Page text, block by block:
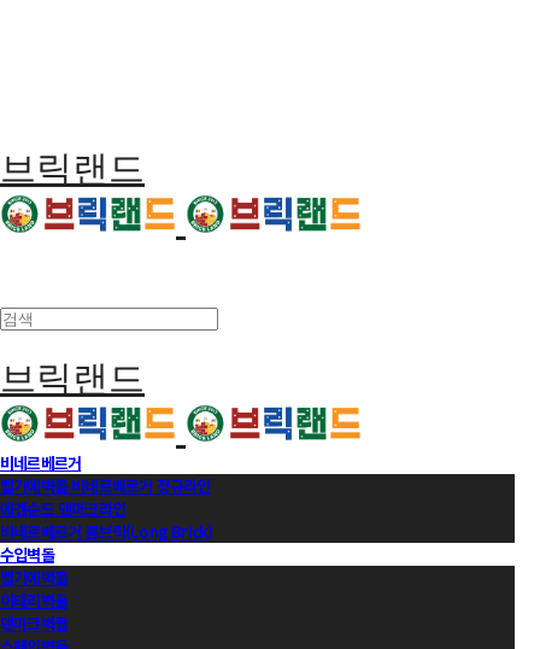
브릭랜드
브릭랜드
비네르베르거
벨기에벽돌 비네르베르거 정규라인
에겐순드 덴마크라인
비네르베르거 롱브릭(Long Brick)
수입벽돌
벨기에벽돌
이태리벽돌
덴마크벽돌